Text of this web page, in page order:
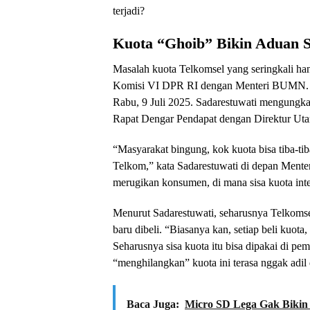
terjadi?
Kuota “Ghoib” Bikin Aduan
Masalah kuota Telkomsel yang seringkali
Komisi VI DPR RI dengan Menteri BUMN.
Rabu, 9 Juli 2025. Sadarestuwati
Rapat Dengar Pendapat dengan Direktur
“Masyarakat bingung, kok kuota bisa tiba-
Telkom,” kata Sadarestuwati di depan
merugikan konsumen, di mana sisa kuota
Menurut Sadarestuwati, seharusnya
baru dibeli. “Biasanya kan, setiap beli
Seharusnya sisa kuota itu bisa dipakai di
“menghilangkan” kuota ini terasa nggak
Baca Juga: Micro SD Lega Gak